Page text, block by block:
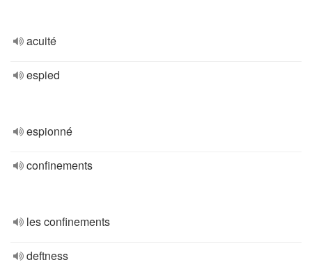
acuité
espied
espionné
confinements
les confinements
deftness